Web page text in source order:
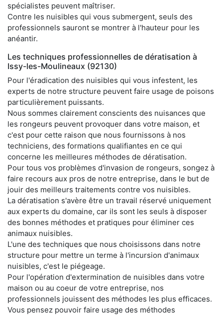
spécialistes peuvent maîtriser.
Contre les nuisibles qui vous submergent, seuls des
professionnels sauront se montrer à l'hauteur pour les
anéantir.
Les techniques professionnelles de dératisation à
Issy-les-Moulineaux (92130)
Pour l'éradication des nuisibles qui vous infestent, les
experts de notre structure peuvent faire usage de poisons
particulièrement puissants.
Nous sommes clairement conscients des nuisances que
les rongeurs peuvent provoquer dans votre maison, et
c'est pour cette raison que nous fournissons à nos
techniciens, des formations qualifiantes en ce qui
concerne les meilleures méthodes de dératisation.
Pour tous vos problèmes d'invasion de rongeurs, songez à
faire recours aux pros de notre entreprise, dans le but de
jouir des meilleurs traitements contre vos nuisibles.
La dératisation s'avère être un travail réservé uniquement
aux experts du domaine, car ils sont les seuls à disposer
des bonnes méthodes et pratiques pour éliminer ces
animaux nuisibles.
L'une des techniques que nous choisissons dans notre
structure pour mettre un terme à l'incursion d'animaux
nuisibles, c'est le piégeage.
Pour l'opération d'extermination de nuisibles dans votre
maison ou au coeur de votre entreprise, nos
professionnels jouissent des méthodes les plus efficaces.
Vous pensez pouvoir faire usage des méthodes